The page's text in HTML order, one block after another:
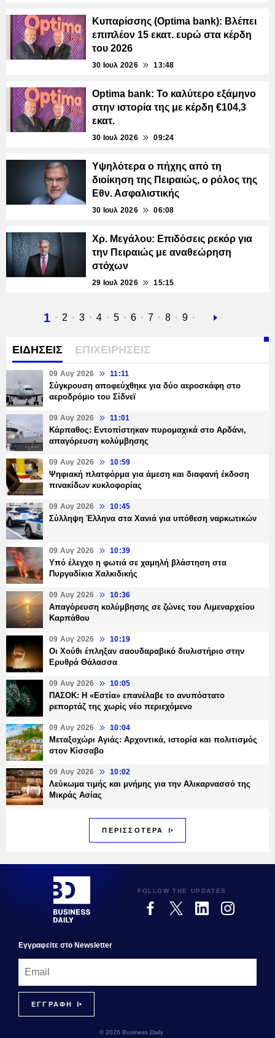
Κυπαρίσσης (Optima bank): Βλέπει
επιπλέον 15 εκατ. ευρώ στα κέρδη
του 2026
30 Ιουλ 2026 13:48
Optima bank: Το καλύτερο εξάμηνο
στην ιστορία της με κέρδη €104,3
εκατ.
30 Ιουλ 2026 09:24
Υψηλότερα ο πήχης από τη
διοίκηση της Πειραιώς, ο ρόλος της
Εθν. Ασφαλιστικής
30 Ιουλ 2026 06:08
Χρ. Μεγάλου: Επιδόσεις ρεκόρ για
την Πειραιώς με αναθεώρηση
στόχων
29 Ιουλ 2026 15:15
Τρέχουσα
1 Σελίδα
2 Σελίδα
3 Σελίδα
4 Σελίδα
5 Σελίδα
6 Σελίδα
7 Σελίδα
8 Σελίδα
9
Next
ΕΙΔΗΣΕΙΣ ΕΠΙΧΕΙΡΗΣΕΙΣ
09 Αυγ 2026 11:11
Σύγκρουση αποφεύχθηκε για δύο αεροσκάφη στο
αεροδρόμιο του Σίδνεϊ
09 Αυγ 2026 11:01
Κάρπαθος: Εντοπίστηκαν πυρομαχικά στο Αρδάνι,
απαγόρευση κολύμβησης
09 Αυγ 2026 10:59
Ψηφιακή πλατφόρμα για άμεση και διαφανή έκδοση
πινακίδων κυκλοφορίας
09 Αυγ 2026 10:45
Σύλληψη Έλληνα στα Χανιά για υπόθεση ναρκωτικών
09 Αυγ 2026 10:39
Υπό έλεγχο η φωτιά σε χαμηλή βλάστηση στα
Πυργαδίκια Χαλκιδικής
09 Αυγ 2026 10:36
Απαγόρευση κολύμβησης σε ζώνες του Λιμεναρχείου
Καρπάθου
09 Αυγ 2026 10:19
Οι Χούθι έπληξαν σαουδαραβικό διυλιστήριο στην
Ερυθρά Θάλασσα
09 Αυγ 2026 10:05
ΠΑΣΟΚ: Η «Εστία» επανέλαβε το ανυπόστατο
ρεπορτάζ της χωρίς νέο περιεχόμενο
09 Αυγ 2026 10:04
Μεταξοχώρι Αγιάς: Αρχοντικά, ιστορία και πολιτισμός
στον Κίσσαβο
09 Αυγ 2026 10:02
Λεύκωμα τιμής και μνήμης για την Αλικαρνασσό της
Μικράς Ασίας
ΠΕΡΙΣΣΟΤΕΡΑ
FOLLOW THE UPDATES
Εγγραφεiτε στο Newsletter
© 2026 Business Daily